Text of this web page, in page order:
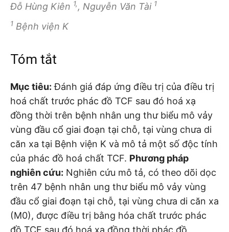
Đỗ Hùng Kiên 1,, Nguyễn Văn Tài 1
1 Bệnh viện K
Tóm tắt
Mục tiêu: Đánh giá đáp ứng điều trị của điều trị
hoá chất trước phác đồ TCF sau đó hoá xạ
đồng thời trên bệnh nhân ung thư biểu mô vảy
vùng đầu cổ giai đoạn tại chỗ, tại vùng chưa di
căn xa tại Bệnh viện K và mô tả một số độc tính
của phác đồ hoá chất TCF. Phương pháp
nghiên cứu: Nghiên cứu mô tả, có theo dõi dọc
trên 47 bệnh nhân ung thư biểu mô vảy vùng
đầu cổ giai đoạn tại chỗ, tại vùng chưa di căn xa
(M0), được điều trị bằng hóa chất trước phác
đồ TCF sau đó hoá xạ đồng thời phác đồ